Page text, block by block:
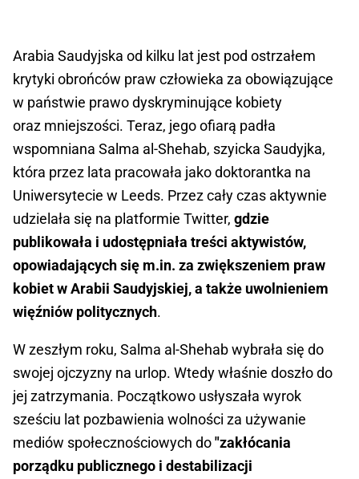
Arabia Saudyjska od kilku lat jest pod ostrzałem
krytyki obrońców praw człowieka za obowiązujące
w państwie prawo dyskryminujące kobiety
oraz mniejszości. Teraz, jego ofiarą padła
wspomniana Salma al-Shehab, szyicka Saudyjka,
która przez lata pracowała jako doktorantka na
Uniwersytecie w Leeds. Przez cały czas aktywnie
udzielała się na platformie Twitter, gdzie
publikowała i udostępniała treści aktywistów,
opowiadających się m.in. za zwiększeniem praw
kobiet w Arabii Saudyjskiej, a także uwolnieniem
więźniów politycznych.
W zeszłym roku, Salma al-Shehab wybrała się do
swojej ojczyzny na urlop. Wtedy właśnie doszło do
jej zatrzymania. Początkowo usłyszała wyrok
sześciu lat pozbawienia wolności za używanie
mediów społecznościowych do"zakłócania
porządku publicznego i destabilizacji